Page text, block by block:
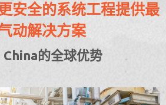
安全的系统工程提供最
动解决方案
China的全球优势